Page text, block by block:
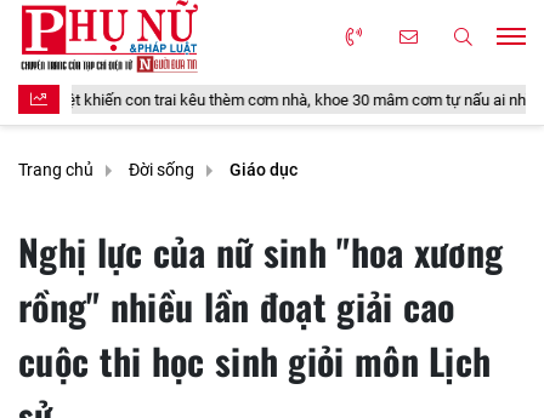
kêu thèm cơm nhà, khoe 30 mâm cơm tự nấu ai nhìn cũng thích
Trang chủ Đời sống Giáo dục
Nghị lực của nữ sinh "hoa xương
rồng" nhiều lần đoạt giải cao
cuộc thi học sinh giỏi môn Lịch